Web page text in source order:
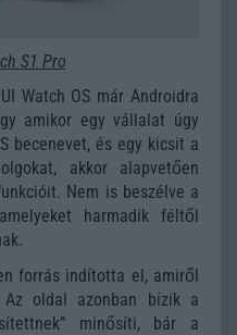
S1 Pro
Watch OS már Androidra
amikor egy vállalat úgy
becenevet, és egy kicsit a
akkor alapvetően
Nem is beszélve a
harmadik féltől
forrás indította el, amiről
oldal azonban bízik a
minősíti, bár a